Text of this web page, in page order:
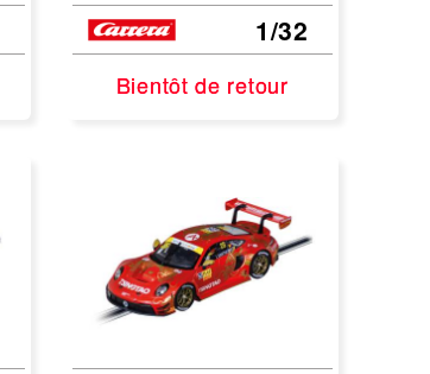
1/32
Bientôt de retour
Bientôt de retour